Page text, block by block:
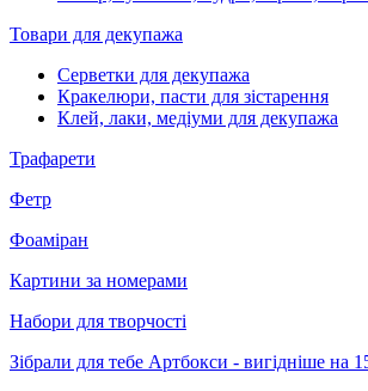
Товари для декупажа
Серветки для декупажа
Кракелюри, пасти для зістарення
Клей, лаки, медіуми для декупажа
Трафарети
Фетр
Фоаміран
Картини за номерами
Набори для творчості
Зібрали для тебе Артбокси - вигідніше на